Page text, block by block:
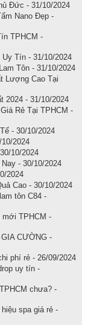
Đức - 31/10/2024
Nano Đẹp -
TPHCM -
Tín - 31/10/2024
Tôn - 31/10/2024
Lượng Cao Tại
2024 - 31/10/2024
Rẻ Tại TPHCM -
- 30/10/2024
2024
10/2024
- 30/10/2024
2024
Cao - 30/10/2024
tôn C84 -
mới TPHCM -
CƯỜNG -
phí rẻ - 26/09/2024
uy tín -
chưa? -
spa giá rẻ -